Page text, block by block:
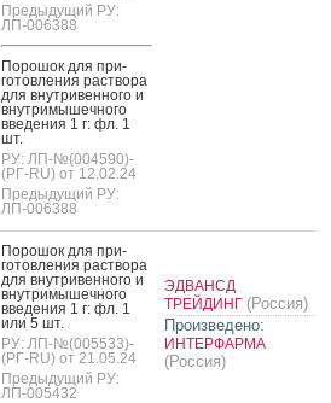
Предыдущий РУ:
ЛП-006388
По­рошок для при­
готов­ле­ния рас­тво­ра
для внут­ри­вен­но­го и
внут­ри­мышеч­но­го
вве­дения 1 г: фл. 1
шт.
РУ: ЛП-№(004590)-
(РГ-RU) от 12.02.24
Предыдущий РУ:
ЛП-006388
По­рошок для при­
готов­ле­ния рас­тво­ра
для внут­ри­вен­но­го и
внут­ри­мышеч­но­го
вве­дения 1 г: фл. 1
или 5 шт.
РУ: ЛП-№(005533)-
(РГ-RU) от 21.05.24
Предыдущий РУ:
ЛП-005432
ЭДВАНСД
ТРЕЙДИНГ (Россия)
Произведено:
ИНТЕРФАРМА
(Россия)